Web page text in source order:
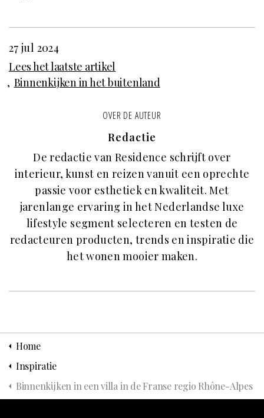
27 jul 2024
Lees het laatste artikel
Binnenkijken in het buitenland
OVER DE AUTEUR
Redactie
De redactie van Residence schrijft over
interieur, kunst en reizen vanuit een oprechte
passie voor esthetiek en kwaliteit. Met
jarenlange ervaring in het Nederlandse luxe
lifestyle segment selecteren en testen de
redacteuren producten, trends en inspiratie die
het wonen mooier maken.
Home
Inspiratie
Binnenkijken in een villa in de Franse regio Rhône-Alpes